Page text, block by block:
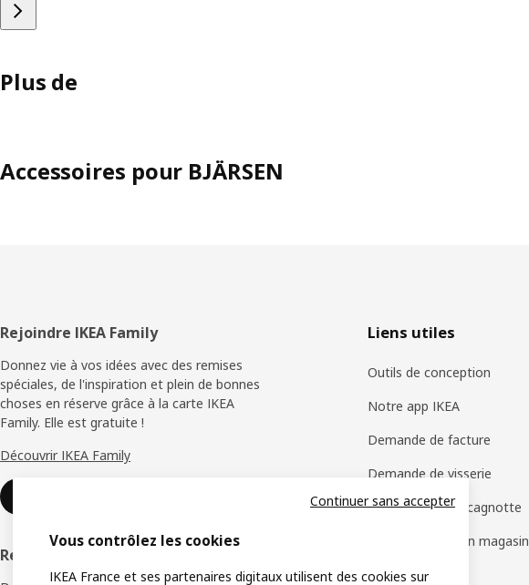
Plus de
Accessoires pour BJÄRSEN
Pied
de
page
Rejoindre IKEA Family
Donnez vie à vos idées avec des remises
spéciales, de l'inspiration et plein de bonnes
choses en réserve grâce à la carte IKEA
Family. Elle est gratuite !
Découvrir IKEA Family
Rejoindre le Réseau IKEA Pro
Liens utiles
Outils de conception
Notre app IKEA
Demande de facture
Demande de visserie
Carte cadeau et cagnotte
Objets trouvés en magasin
Vous contrôlez les cookies
IKEA France et ses partenaires digitaux utilisent des cookies sur
Continuer sans accepter